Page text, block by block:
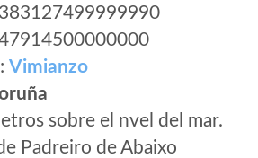
Vimianzo
sobre el nvel del mar.
Padreiro de Abaixo